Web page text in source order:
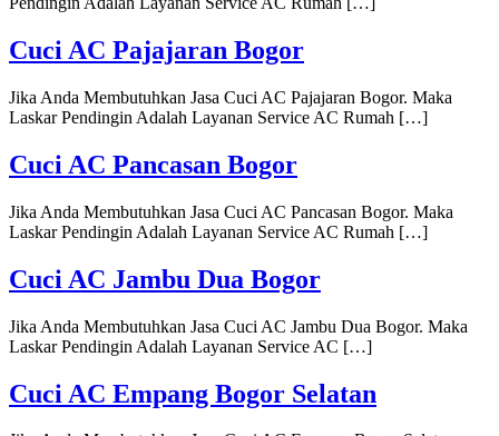
Cuci AC Pajajaran Bogor
Jika Anda Membutuhkan Jasa Cuci AC Pajajaran Bogor. Maka
Laskar Pendingin Adalah Layanan Service AC Rumah […]
Cuci AC Pancasan Bogor
Jika Anda Membutuhkan Jasa Cuci AC Pancasan Bogor. Maka
Laskar Pendingin Adalah Layanan Service AC Rumah […]
Cuci AC Jambu Dua Bogor
Jika Anda Membutuhkan Jasa Cuci AC Jambu Dua Bogor. Maka
Laskar Pendingin Adalah Layanan Service AC […]
Cuci AC Empang Bogor Selatan